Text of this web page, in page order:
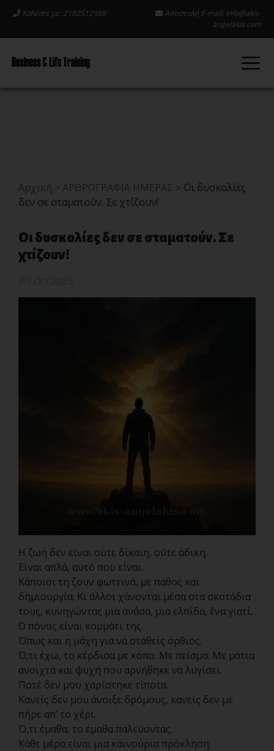
Καλέστε με: 2102512988 Αποστολή E-mail: info@akis-
angelakis.com
Αρχική > ΑΡΘΡΟΓΡΑΦΙΑ ΗΜΕΡΑΣ > Οι δυσκολίες
δεν σε σταματούν. Σε χτίζουν!
Οι δυσκολίες δεν σε σταματούν. Σε
χτίζουν!
Η ζωή δεν είναι ούτε δίκαιη, ούτε άδικη.
Είναι απλά, αυτό που είναι.
Κάποιοι τη ζουν φωτεινά, με πάθος και
δημιουργία. Κι άλλοι χάνονται μέσα στα σκοτάδια
τους, κυνηγώντας μια ανάσα, μια ελπίδα, ένα γιατί.
Ο πόνος είναι κομμάτι της.
Όπως και η μάχη για να σταθείς όρθιος.
Ό,τι έχω, το κέρδισα με κόπο. Με πείσμα. Με μάτια
ανοιχτά και ψυχή που αρνήθηκε να λυγίσει.
Ποτέ δεν μου χαρίστηκε τίποτα.
Κανείς δεν μου άνοιξε δρόμους, κανείς δεν με
πήρε απ’ το χέρι.
Ό,τι έμαθα, το έμαθα παλεύοντας.
Κάθε μέρα είναι μια καινούρια πρόκληση.